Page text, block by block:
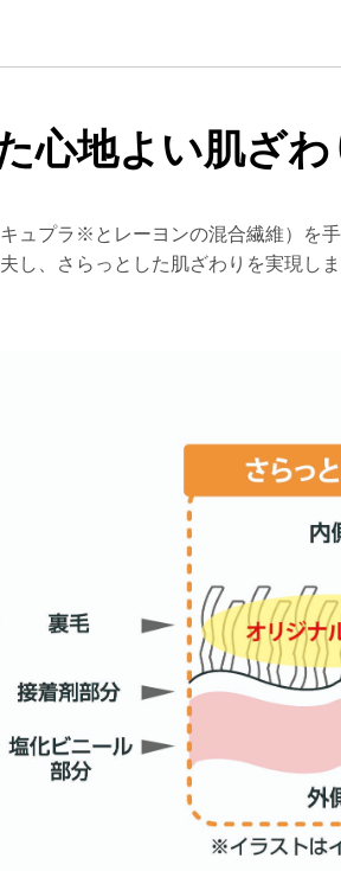
心地よい肌ざわ
ュプラ※とレーヨンの混合繊維）を
し、さらっとした肌ざわりを実現し